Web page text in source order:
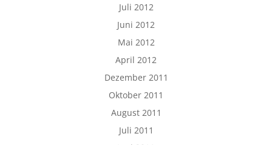
Juli 2012
Juni 2012
Mai 2012
April 2012
Dezember 2011
Oktober 2011
August 2011
Juli 2011